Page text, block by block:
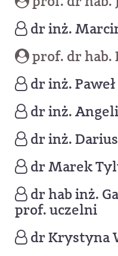
dr inż.
prof. dr hab.
dr inż.
dr inż.
dr inż.
dr Marek
dr hab inż.
prof. uczelni
dr Krystyna